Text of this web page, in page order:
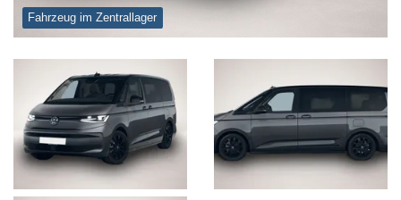
Fahrzeug im Zentrallager